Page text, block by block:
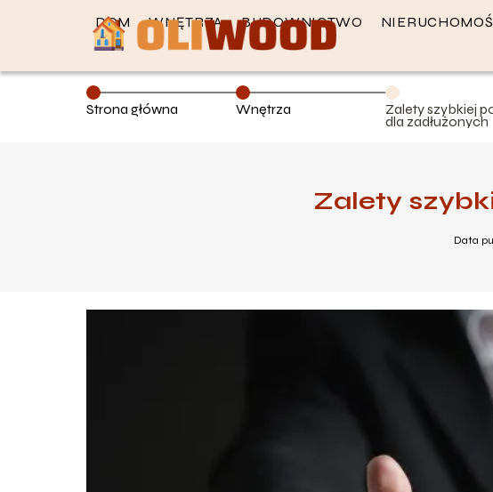
DOM WNĘTRZA BUDOWNICTWO
Strona główna Wnętrza Zalety szybkiej
dla zadłużonych
Zalety
Data